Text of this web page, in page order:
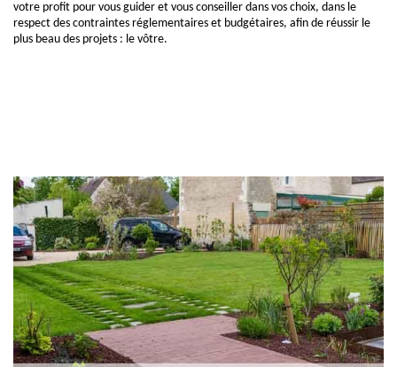
votre profit pour vous guider et vous conseiller dans vos choix, dans le
respect des contraintes réglementaires et budgétaires, afin de réussir le
plus beau des projets : le vôtre.